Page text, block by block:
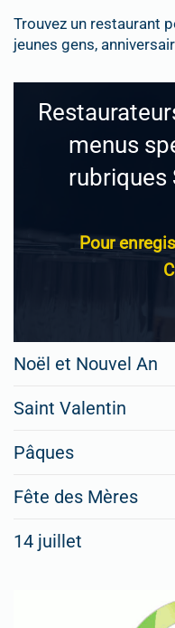
Trouvez un restaurant
jeunes gens,
menus
rubriques
Pour
Noël et Nouvel An
Saint Valentin
Pâques
Fête des Mères
14 juillet